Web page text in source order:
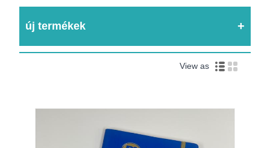
új termékek
View as